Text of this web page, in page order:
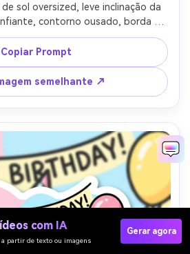
sol oversized, leve inclinação da
contorno ousado, borda
pastel ensolarado, reflexão
sombreamento mínimo moderno,
reação elegante- -ar 4:5
Copiar Prompt
semelhante ↗
com IA
partir de texto ou imagens
Gerar agora